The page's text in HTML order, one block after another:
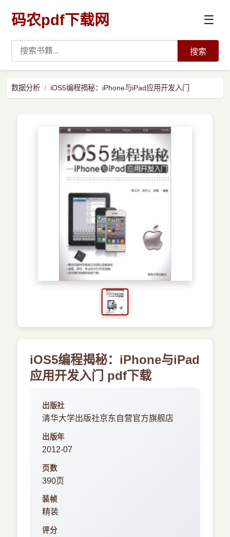
码农pdf下载网 ☰
预订书籍
搜索
数据分析 iOS5编程揭秘：iPhone与iPad应用开发入门
iOS5编程揭秘：iPhone与iPad
应用开发入门 pdf下载
出版社
清华大学出版社京东自营官方旗舰店
出版年
2012-07
页数
390页
装帧
精装
评分